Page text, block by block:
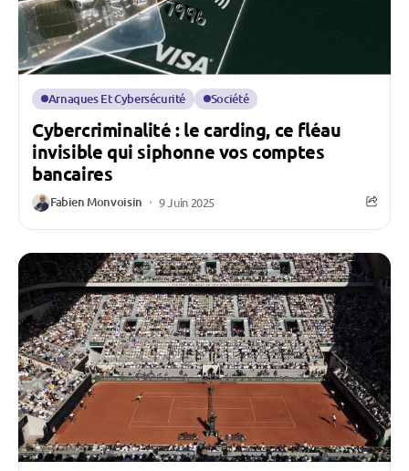
Arnaques Et Cybersécurité Société
Cybercriminalité : le carding, ce fléau
invisible qui siphonne vos comptes
bancaires
Fabien Monvoisin 9 Juin 2025